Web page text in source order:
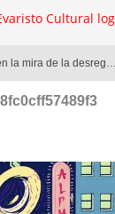
El libro en la mira de la desregulación
| El llovedor
| Hotel Acapulco
Correa | La nieve